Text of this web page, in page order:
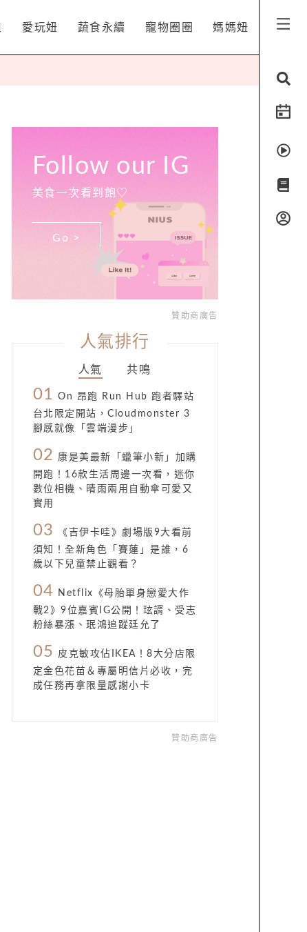
愛玩妞 蔬食永續 寵物圈圈 媽媽妞
Follow our IG
美食一次看到飽♡
Go >
贊助商廣告
人氣排行
人氣 共鳴
01 On 昂跑 Run Hub 跑者驛站
台北限定開站，Cloudmonster 3
腳感就像「雲端漫步」
02
康是美最新「蠟筆小新」加購
開跑！16款生活周邊一次看，迷你
數位相機、晴雨兩用自動傘可愛又
實用
03
《吉伊卡哇》劇場版9大看前
須知！全新角色「賽蓮」是誰，6
歲以下兒童禁止觀看？
04
Netflix《母胎單身戀愛大作
戰2》9位嘉賓IG公開！玹諝、受志
粉絲暴漲、珉鴻追蹤廷允了
05
皮克敏攻佔IKEA！8大分店限
定金色花苗＆專屬明信片必收，完
成任務再拿限量感謝小卡
贊助商廣告